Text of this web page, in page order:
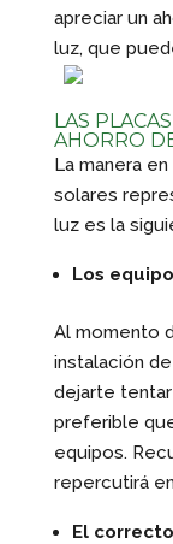
apreciar un
luz, que
LAS
AHORRO
La manera
solares
luz es la
Los
Al momento
instalación
dejarte
preferible
equipos.
repercutirá
El